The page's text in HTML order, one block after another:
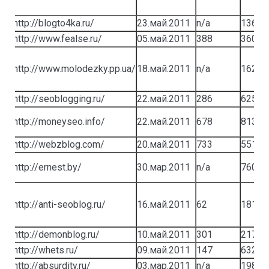
http://blogto4ka.ru/ 23.май.2011 n/a
13661
http://www.fealse.ru/
05.май.2011 388 3609
http://www.molodezky.pp.ua/ 18.май.2011 n/a 1622
http://seoblogging.ru/ 22.май.2011 286
6258
http://moneyseo.info/
22.май.2011 678
8139
http://webzblog.com/
20.май.2011 733
5516
http://ernest.by/
30.мар.2011 n/a 760
http://anti-seoblog.ru/ 16.май.2011 62 181
http://demonblog.ru/ 10.май.2011 301
2173
http://whets.ru/
09.май.2011 147
632
http://absurdity.ru/
03.мар.2011 n/a
19889